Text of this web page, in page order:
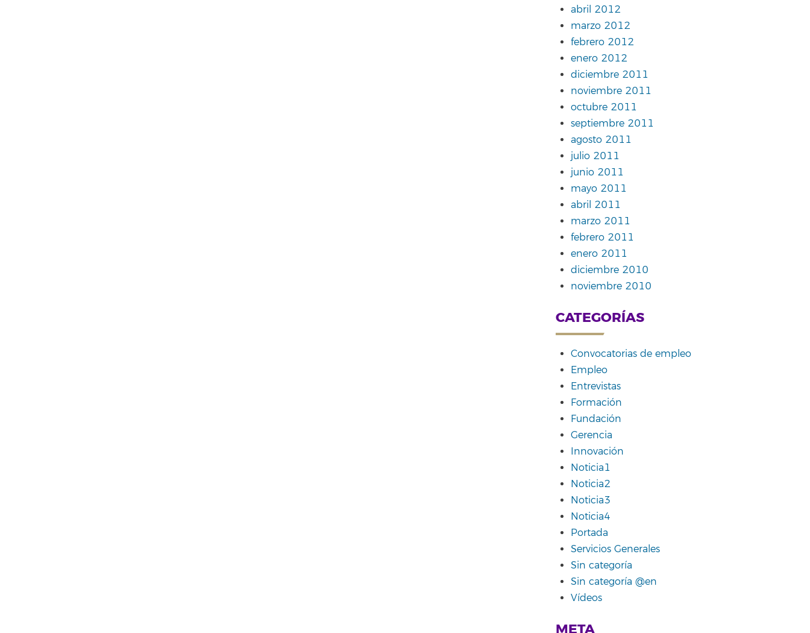
abril 2012
marzo 2012
febrero 2012
enero 2012
diciembre 2011
noviembre 2011
octubre 2011
septiembre 2011
agosto 2011
julio 2011
junio 2011
mayo 2011
abril 2011
marzo 2011
febrero 2011
enero 2011
diciembre 2010
noviembre 2010
CATEGORÍAS
Convocatorias de empleo
Empleo
Entrevistas
Formación
Fundación
Gerencia
Innovación
Noticia1
Noticia2
Noticia3
Noticia4
Portada
Servicios Generales
Sin categoría
Sin categoría @en
Vídeos
META